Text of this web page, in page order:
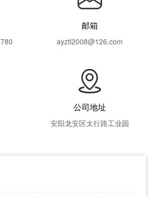
邮箱
ayztl2008@126.com
公司地址
安阳龙安区太行路工业园